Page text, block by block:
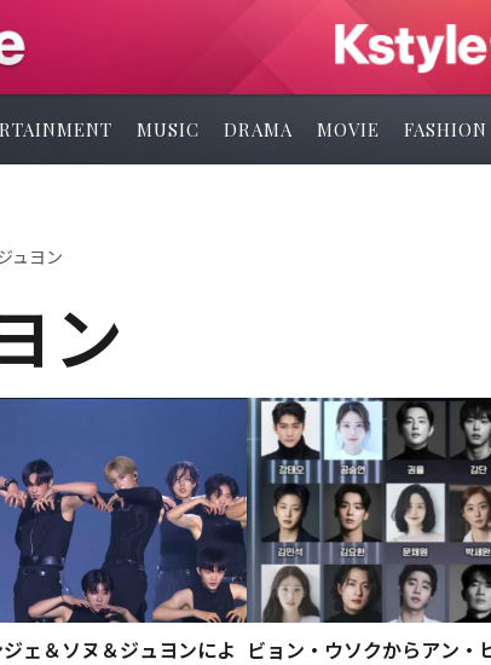
MUSIC DRAMA MOVIE FASHION
ュヨン
ン
ェ＆ソヌ＆ジュヨンによ ビョン・ウソクからアン・